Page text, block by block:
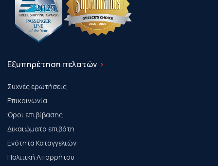
Εξυπηρέτηση πελατών
Συχνές ερωτήσεις
Επικοινωνία
Όροι επιβίβασης
Δικαιώματα επιβάτη
Ενότητα Καταγγελιών
Πολιτική Απορρήτου